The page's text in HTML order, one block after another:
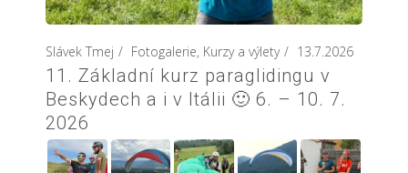
Slávek Tmej Fotogalerie, Kurzy a výlety 13.7.2026
11. Základní kurz paraglidingu v
Beskydech a i v Itálii 🙂 6. – 10. 7.
2026